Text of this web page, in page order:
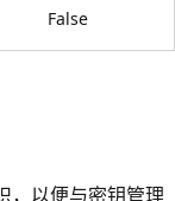
False
以便与密钥管理